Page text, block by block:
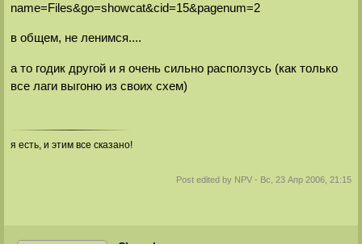
name=Files&go=showcat&cid=15&pagenum=2
в общем, не ленимся....
а то годик другой и я очень сильно расползусь (как только
все лаги выгоню из своих схем)
я есть, и этим все сказано!
Post edited by NPV - Вс, 23 Апр 2006, 21:15